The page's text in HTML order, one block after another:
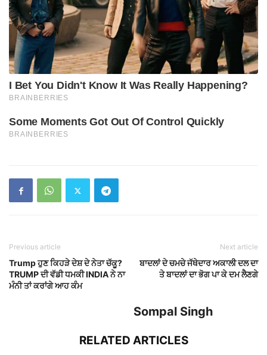
Previous article
Trump ਹੁਣ ਕਿਹੜੇ ਦੇਸ਼ ਦੇ ਨੇਤਾ ਚੱਕੂ?
TRUMP ਦੀ ਵੱਡੀ ਧਮਕੀ INDIA ਨੇ ਨਾ
ਮੰਨੀ ਤਾਂ ਕਰਾਂਗੇ ਆਹ ਕੰਮ
Next article
ਬਾਦਲਾਂ ਦੇ ਚਮਚੇ ਜੱਥੇਦਾਰ ਅਕਾਲੀ ਦਲ ਦਾ
ਤੇ ਬਾਦਲਾਂ ਦਾ ਭੋਗ ਪਾ ਕੇ ਦਮ ਲੈਣਗੇ
Sompal Singh
RELATED ARTICLES